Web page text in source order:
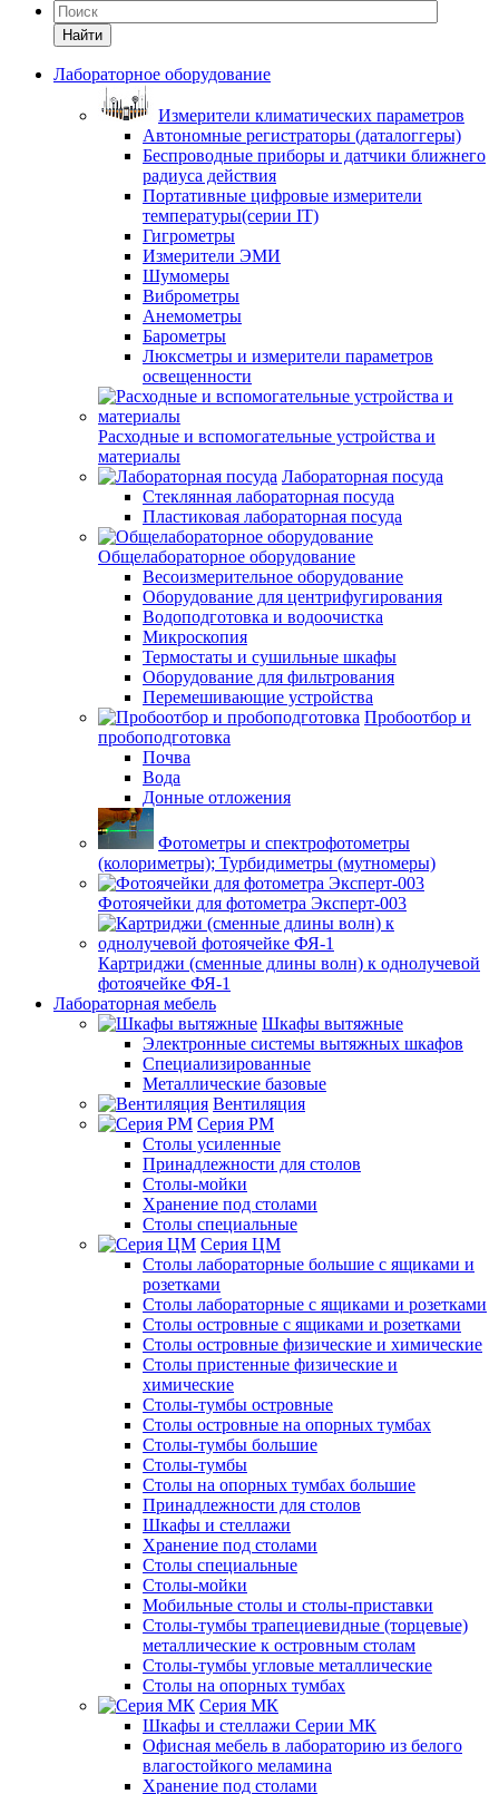
Найти
Лабораторное оборудование
Измерители климатических параметров
Автономные регистраторы (даталоггеры)
Беспроводные приборы и датчики ближнего
радиуса действия
Портативные цифровые измерители
температуры(серии IT)
Гигрометры
Измерители ЭМИ
Шумомеры
Виброметры
Анемометры
Барометры
Люксметры и измерители параметров
освещенности
Расходные и вспомогательные устройства и
материалы
Лабораторная посуда
Стеклянная лабораторная посуда
Пластиковая лабораторная посуда
Общелабораторное оборудование
Весоизмерительное оборудование
Оборудование для центрифугирования
Водоподготовка и водоочистка
Микроскопия
Термостаты и сушильные шкафы
Оборудование для фильтрования
Перемешивающие устройства
Пробоотбор и
пробоподготовка
Почва
Вода
Донные отложения
Фотометры и спектрофотометры
(колориметры); Турбидиметры (мутномеры)
Фотоячейки для фотометра Эксперт-003
Картриджи (сменные длины волн) к однолучевой
фотоячейке ФЯ-1
Лабораторная мебель
Шкафы вытяжные
Электронные системы вытяжных шкафов
Специализированные
Металлические базовые
Вентиляция
Серия РМ
Столы усиленные
Принадлежности для столов
Столы-мойки
Хранение под столами
Столы специальные
Серия ЦМ
Столы лабораторные большие с ящиками и
розетками
Столы лабораторные с ящиками и розетками
Столы островные с ящиками и розетками
Столы островные физические и химические
Столы пристенные физические и
химические
Столы-тумбы островные
Столы островные на опорных тумбах
Столы-тумбы большие
Столы-тумбы
Столы на опорных тумбах большие
Принадлежности для столов
Шкафы и стеллажи
Хранение под столами
Столы специальные
Столы-мойки
Мобильные столы и столы-приставки
Столы-тумбы трапециевидные (торцевые)
металлические к островным столам
Столы-тумбы угловые металлические
Столы на опорных тумбах
Серия МК
Шкафы и стеллажи Серии МК
Офисная мебель в лабораторию из белого
влагостойкого меламина
Хранение под столами